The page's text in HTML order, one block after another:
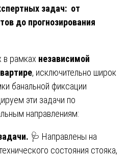
задач: от
до прогнозирования
в рамках независимой
, исключительно широк
банальной фиксации
эти задачи по
направлениям:
🩺 Направлены на
состояния стояка,